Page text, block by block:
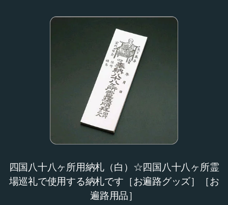
四国八十八ヶ所用納札（白）☆四国八十八ヶ所霊
場巡礼で使用する納札です［お遍路グッズ］［お
遍路用品］